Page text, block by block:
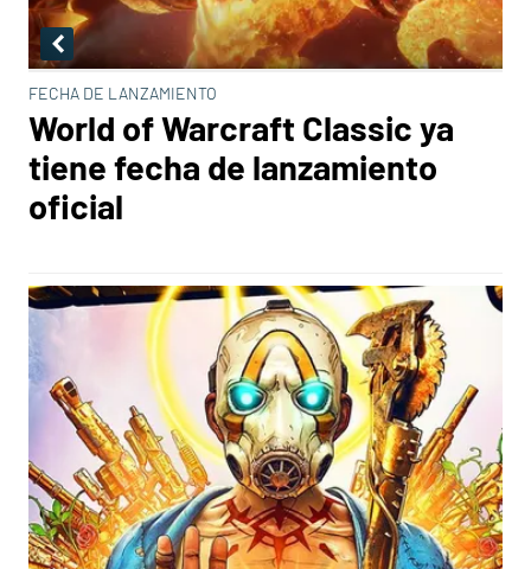
FECHA DE LANZAMIENTO
World of Warcraft Classic ya
tiene fecha de lanzamiento
oficial